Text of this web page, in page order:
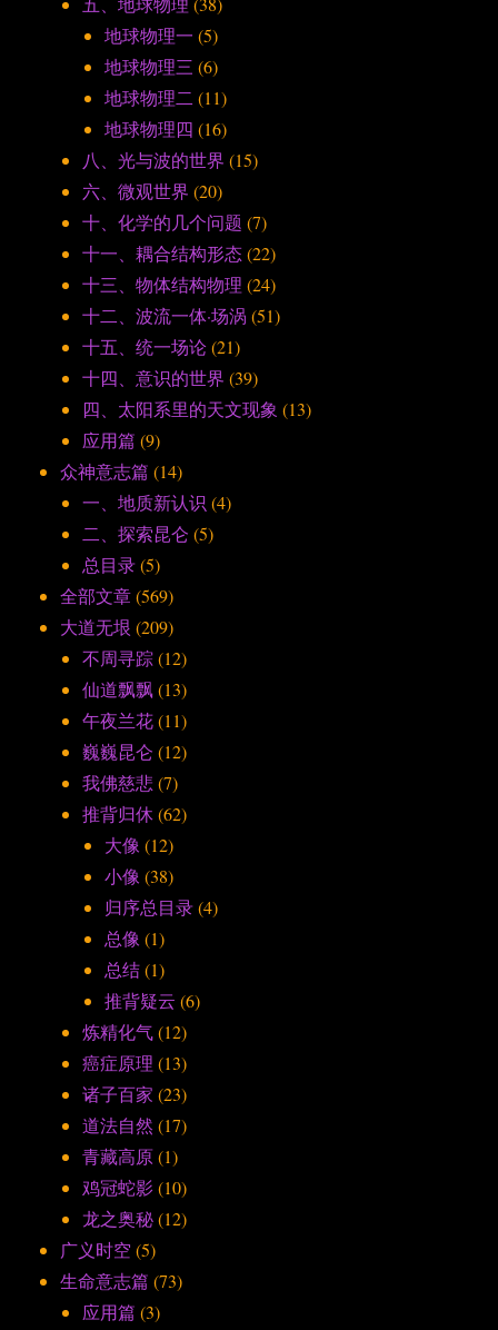
地球物理一 (5)
地球物理三 (6)
地球物理二 (11)
地球物理四 (16)
八、光与波的世界 (15)
六、微观世界 (20)
十、化学的几个问题 (7)
十一、耦合结构形态(22)
十三、物体结构物理 (24)
十二、波流一体·场涡 (51)
十五、统一场论(21)
十四、意识的世界 (39)
四、太阳系里的天文现象 (13)
应用篇 (9)
众神意志篇 (14)
一、地质新认识 (4)
二、探索昆仑 (5)
总目录(5)
全部文章(569)
大道无垠 (209)
不周寻踪(12)
仙道飘飘(13)
午夜兰花(11)
巍巍昆仑 (12)
我佛慈悲 (7)
推背归休(62)
大像 (12)
小像 (38)
归序总目录(4)
总像 (1)
总结(1)
推背疑云 (6)
炼精化气(12)
癌症原理 (13)
诸子百家 (23)
道法自然 (17)
青藏高原(1)
鸡冠蛇影(10)
龙之奥秘(12)
广义时空 (5)
生命意志篇 (73)
应用篇 (3)